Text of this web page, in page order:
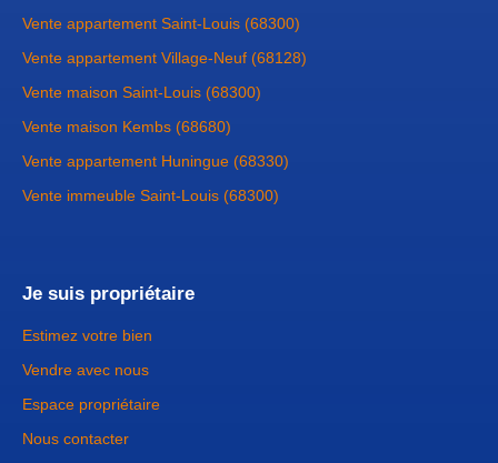
Vente appartement Saint-Louis (68300)
Vente appartement Village-Neuf (68128)
Vente maison Saint-Louis (68300)
Vente maison Kembs (68680)
Vente appartement Huningue (68330)
Vente immeuble Saint-Louis (68300)
Je suis propriétaire
Estimez votre bien
Vendre avec nous
Espace propriétaire
Nous contacter